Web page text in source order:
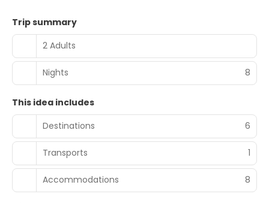
Trip summary
2 Adults
Nights 8
This idea includes
Destinations
6
Transports 1
Accommodations 8